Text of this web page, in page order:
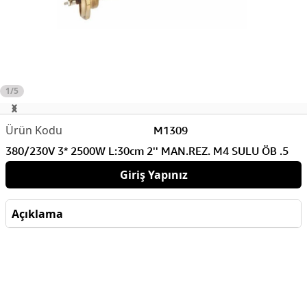
1/5
M1309
380/230V 3* 2500W L:30cm 2'' MAN.REZ. M4 SULU ÖB .5
Giriş Yapınız
Açıklama